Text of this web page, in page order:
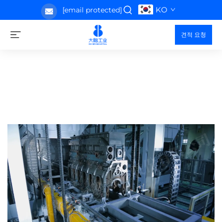
[email protected] KO
견적 요청